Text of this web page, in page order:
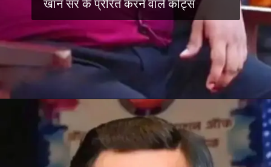
खान सर के प्रेरित करने वाले कोट्स